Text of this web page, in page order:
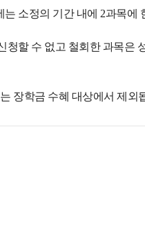
소정의 기간 내에 2과목에
청할 수 없고 철회한 과목은
장학금 수혜 대상에서 제외